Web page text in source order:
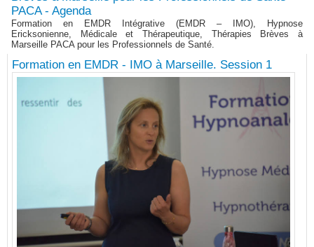
PACA - Agenda
Formation en EMDR Intégrative (EMDR – IMO), Hypnose
Ericksonienne, Médicale et Thérapeutique, Thérapies Brèves à
Marseille PACA pour les Professionnels de Santé.
Formation en EMDR - IMO à Marseille. Session 1